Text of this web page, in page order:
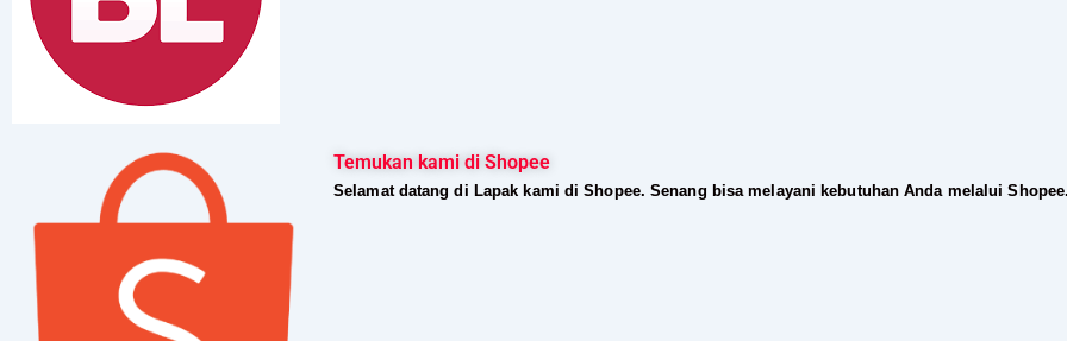
Temukan kami di Shopee
Selamat datang di Lapak kami di Shopee. Senang bisa melayani kebutuhan Anda melalui Shopee.